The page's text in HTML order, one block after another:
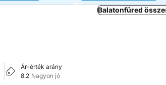
Balatonfüred
Ár-érték arány
8,2 Nagyon jó